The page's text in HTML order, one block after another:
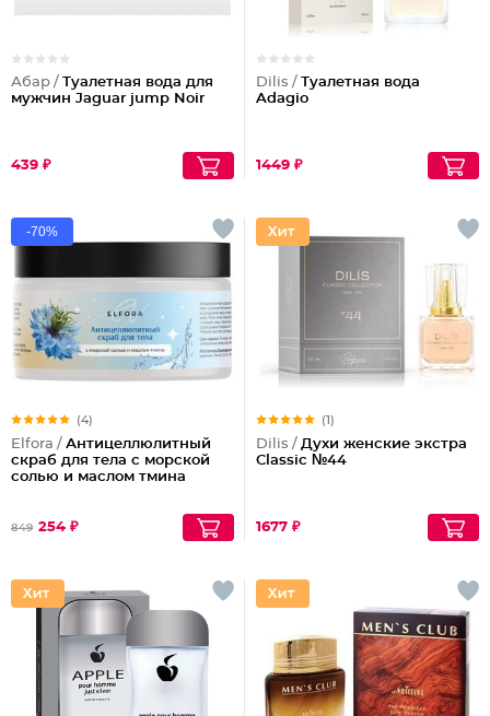
Абар / Туалетная вода для
мужчин Jaguar jump Noir
439 ₽
Dilis / Туалетная вода
Adagio
1449 ₽
-70%
(4)
Elfora / Антицеллюлитный
скраб для тела с морской
солью и маслом тмина
849 254 ₽
(1)
Dilis / Духи женские экстра
Classic №44
1677 ₽